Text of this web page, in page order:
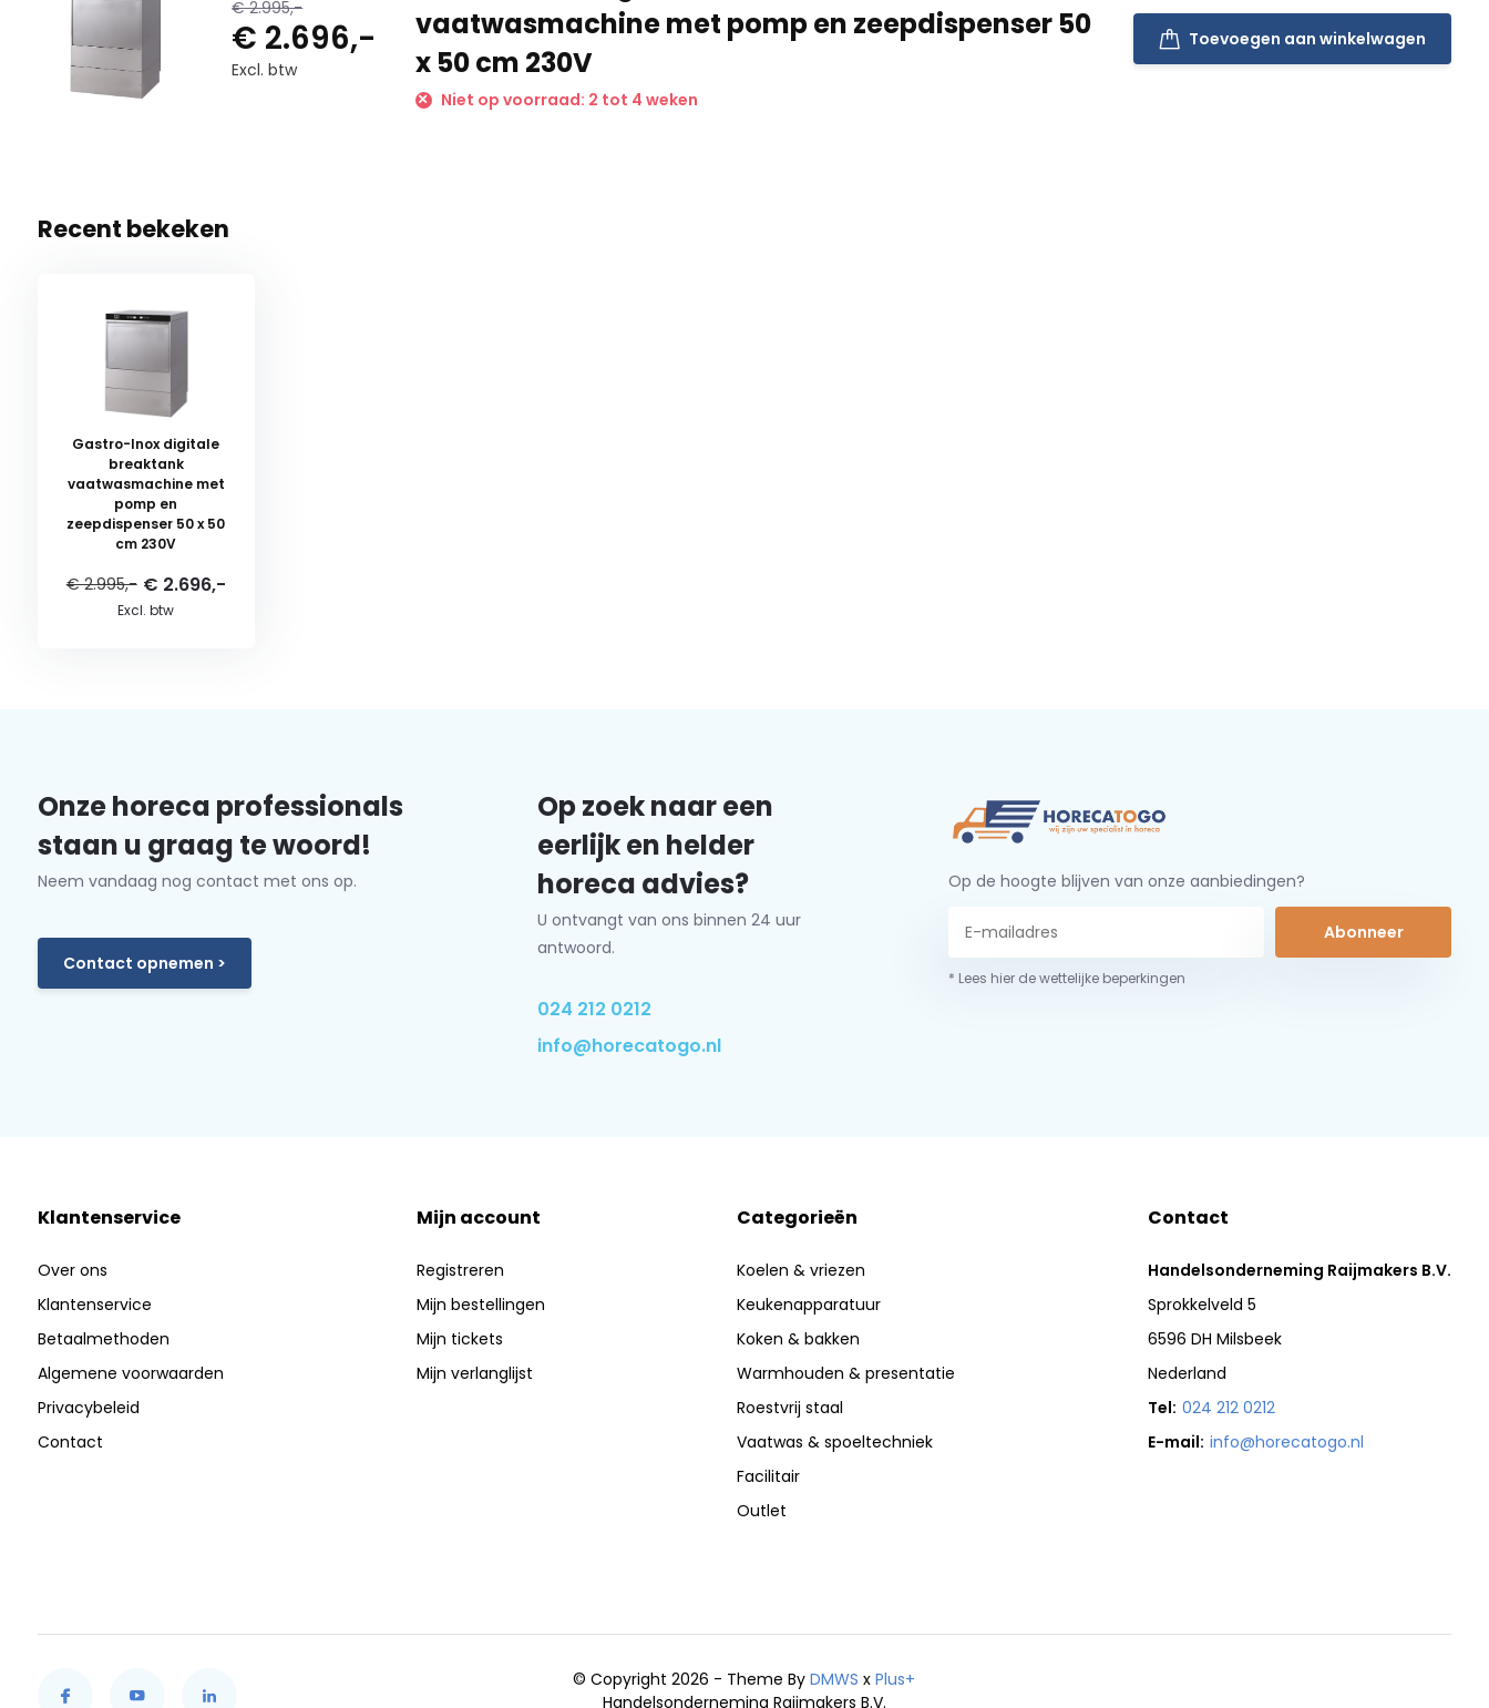
€ 2.995,-
€ 2.696,-
Excl. btw
vaatwasmachine met pomp en zeepdispenser 50
x 50 cm 230V
Niet op voorraad: 2 tot 4 weken
Toevoegen aan winkelwagen
Recent bekeken
Gastro-Inox digitale
breaktank
vaatwasmachine met
pomp en
zeepdispenser 50 x 50
cm 230V
€ 2.995,- € 2.696,-
Excl. btw
Onze horeca professionals
staan u graag te woord!
Neem vandaag nog contact met ons op.
Contact opnemen >
Op zoek naar een
eerlijk en helder
horeca advies?
U ontvangt van ons binnen 24 uur
antwoord.
024 212 0212
info@horecatogo.nl
Op de hoogte blijven van onze aanbiedingen?
Abonneer
* Lees hier de wettelijke beperkingen
Klantenservice
Over ons
Klantenservice
Betaalmethoden
Algemene voorwaarden
Privacybeleid
Contact
Mijn account
Registreren
Mijn bestellingen
Mijn tickets
Mijn verlanglijst
Categorieën
Koelen & vriezen
Keukenapparatuur
Koken & bakken
Warmhouden & presentatie
Roestvrij staal
Vaatwas & spoeltechniek
Facilitair
Outlet
Contact
Handelsonderneming Raijmakers B.V.
Sprokkelveld 5
6596 DH Milsbeek
Nederland
Tel: 024 212 0212
E-mail: info@horecatogo.nl
© Copyright 2026 - Theme ByDMWS xPlus+
Handelsonderneming Raijmakers B.V.